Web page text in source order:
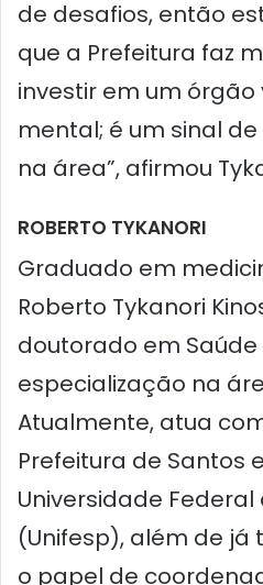
de desafios, então
que a Prefeitura faz
investir em um
mental; é um sinal
na área”, afirmou
ROBERTO TYKANORI
Graduado em
Roberto Tykanori
doutorado em Saúde
especialização na
Atualmente, atua
Prefeitura de Santos
Universidade Federal
(Unifesp), além de
o papel de